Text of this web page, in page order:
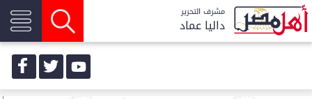
مشرف التحرير
داليا عماد